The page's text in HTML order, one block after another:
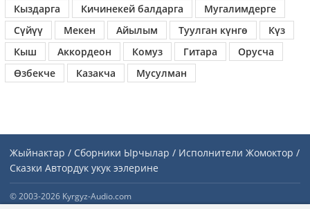
Кыздарга
Кичинекей балдарга
Мугалимдерге
Сүйүү
Мекен Айылым Туулган күнгө
Күз
Кыш
Аккордеон Комуз Гитара
Орусча
Өзбекче
Казакча Мусулман
Жыйнактар / Сборники Ырчылар / Исполнители Жомоктор /
Сказки Автордук укук ээлерине
© 2003-2026 Kyrgyz-Audio.com